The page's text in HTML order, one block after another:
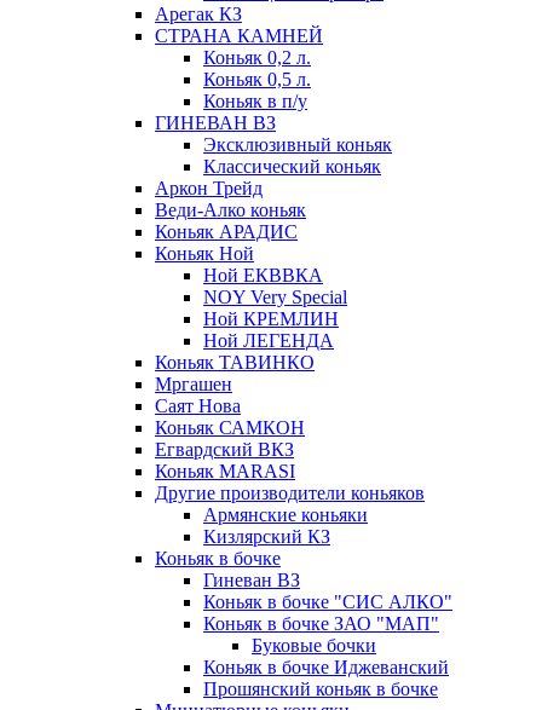
Арегак КЗ
СТРАНА КАМНЕЙ
Коньяк 0,2 л.
Коньяк 0,5 л.
Коньяк в п/у
ГИНЕВАН ВЗ
Эксклюзивный коньяк
Классический коньяк
Аркон Трейд
Веди-Алко коньяк
Коньяк АРАДИС
Коньяк Ной
Ной ЕКВВКА
NOY Very Special
Ной КРЕМЛИН
Ной ЛЕГЕНДА
Коньяк ТАВИНКО
Мргашен
Саят Нова
Коньяк САМКОН
Егвардский ВКЗ
Коньяк MARASI
Другие производители коньяков
Армянские коньяки
Кизлярский КЗ
Коньяк в бочке
Гиневан ВЗ
Коньяк в бочке "СИС АЛКО"
Коньяк в бочке ЗАО "МАП"
Буковые бочки
Коньяк в бочке Иджеванский
Прошянский коньяк в бочке